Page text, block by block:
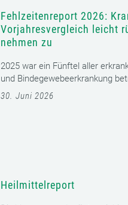
Fehlzeitenreport 2026:
Vorjahresvergleich leicht
nehmen zu
2025 war ein Fünftel aller
und Bindegewebeerkrankung
30. Juni 2026
Heilmittelreport